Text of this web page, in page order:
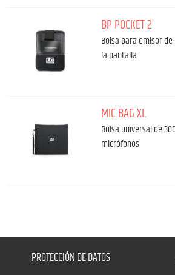
BP POCKET 2
Bolsa para emisor
la pantalla
MIC BAG XL
Bolsa universal de
micrófonos
PROTECCIÓN DE DATOS